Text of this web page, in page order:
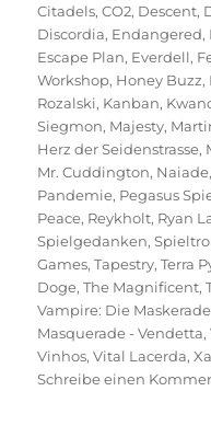
Citadels,CO2, Descent,
Discordia, Endangered,
Escape Plan, Everdell,
Workshop, Honey Buzz,
Rozalski, Kanban,
Siegmon, Majesty,
Herz der Seidenstrasse,
Mr. Cuddington, Naiade,
Pandemie, Pegasus
Peace, Reykholt, Ryan
Spielgedanken,
Games,Tapestry,Terra
Doge,The Magnificent,
Vampire: Die
Masquerade - Vendetta,
Vinhos,Vital Lacerda,
Schreibe einen